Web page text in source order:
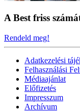
A Best friss
Rendeld meg!
Adatkezelési
Felhasználási
Médiaajánlat
Előfizetés
Impresszum
Archívum